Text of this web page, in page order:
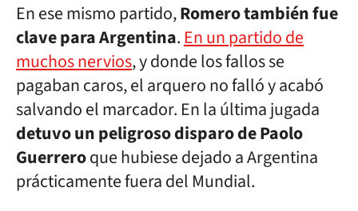
En ese mismo partido,Romero también fue
clave para Argentina. En un partido de
muchos nervios, y donde los fallos se
pagaban caros, el arquero no falló y acabó
salvando el marcador. En la última jugada
detuvo un peligroso disparo de Paolo
Guerreroque hubiese dejado a Argentina
prácticamente fuera del Mundial.